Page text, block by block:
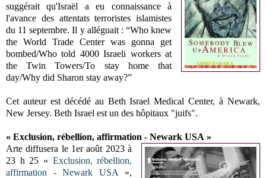
suggérait qu'Israël a eu connaissance à
l'avance des attentats terroristes islamistes
du 11 septembre. Il y alléguait : “Who knew
the World Trade Center was gonna get
bombed/Who told 4000 Israeli workers at
the Twin Towers/To stay home that
day/Why did Sharon stay away?”
Cet auteur est décédé au Beth Israel Medical Center, à Newark,
New Jersey. Beth Israel est un des hôpitaux "juifs".
« Exclusion, rébellion, affirmation - Newark USA »
Arte diffusera le 1er août 2023 à
23 h 25 « Exclusion, rébellion,
affirmation - Newark USA »,